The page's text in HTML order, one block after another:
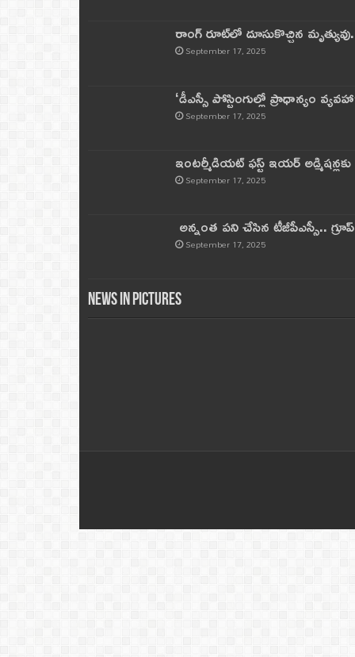
రాంగ్ రూట్‌లో దూసుకొచ్చిన
September 17, 2025
‘డీఎస్సీ పోస్టింగుల్లో ప్రాధాన్యం
September 17, 2025
ఇంటర్మీడియట్ ఫస్ట్‌ ఇయర్‌
September 17, 2025
అన్నంత పని చేసిన టీజీపీఎస్సీ..
September 17, 2025
News in Pictures